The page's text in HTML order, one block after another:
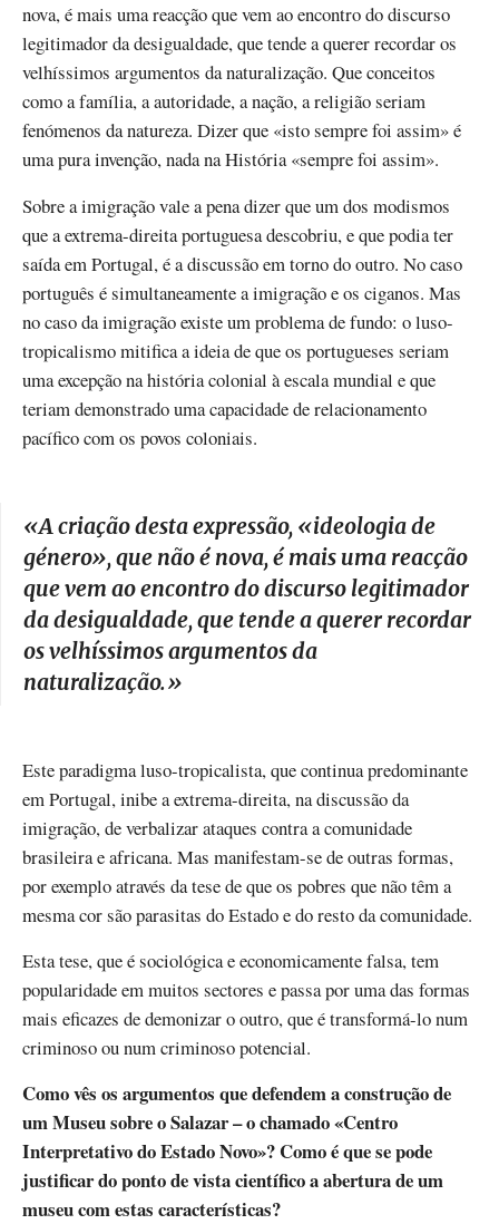
nova, é mais uma reacção que vem ao encontro do discurso
legitimador da desigualdade, que tende a querer recordar os
velhíssimos argumentos da naturalização. Que conceitos
como a família, a autoridade, a nação, a religião seriam
fenómenos da natureza. Dizer que «isto sempre foi assim» é
uma pura invenção, nada na História «sempre foi assim».
Sobre a imigração vale a pena dizer que um dos modismos
que a extrema-direita portuguesa descobriu, e que podia ter
saída em Portugal, é a discussão em torno do outro. No caso
português é simultaneamente a imigração e os ciganos. Mas
no caso da imigração existe um problema de fundo: o luso-
tropicalismo mitifica a ideia de que os portugueses seriam
uma excepção na história colonial à escala mundial e que
teriam demonstrado uma capacidade de relacionamento
pacífico com os povos coloniais.
«A criação desta expressão, «ideologia de
género», que não é nova, é mais uma reacção
que vem ao encontro do discurso legitimador
da desigualdade, que tende a querer recordar
os velhíssimos argumentos da
naturalização.»
Este paradigma luso-tropicalista, que continua predominante
em Portugal, inibe a extrema-direita, na discussão da
imigração, de verbalizar ataques contra a comunidade
brasileira e africana. Mas manifestam-se de outras formas,
por exemplo através da tese de que os pobres que não têm a
mesma cor são parasitas do Estado e do resto da comunidade.
Esta tese, que é sociológica e economicamente falsa, tem
popularidade em muitos sectores e passa por uma das formas
mais eficazes de demonizar o outro, que é transformá-lo num
criminoso ou num criminoso potencial.
Como vês os argumentos que defendem a construção de
um Museu sobre o Salazar – o chamado «Centro
Interpretativo do Estado Novo»? Como é que se pode
justificar do ponto de vista científico a abertura de um
museu com estas características?